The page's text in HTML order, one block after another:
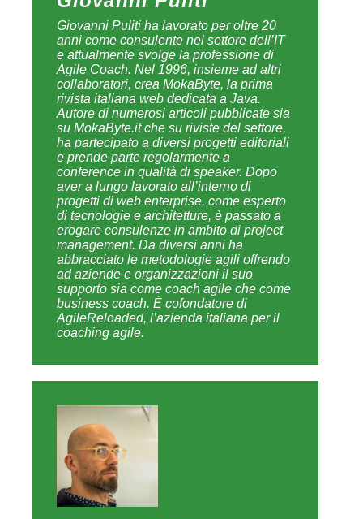
Giovanni Puliti ha lavorato per oltre 20
anni come consulente nel settore dell’IT
e attualmente svolge la professione di
Agile Coach. Nel 1996, insieme ad altri
collaboratori, crea MokaByte, la prima
rivista italiana web dedicata a Java.
Autore di numerosi articoli pubblicate sia
su MokaByte.it che su riviste del settore,
ha partecipato a diversi progetti editoriali
e prende parte regolarmente a
conference in qualità di speaker. Dopo
aver a lungo lavorato all’interno di
progetti di web enterprise, come esperto
di tecnologie e architetture, è passato a
erogare consulenze in ambito di project
management. Da diversi anni ha
abbracciato le metodologie agili offrendo
ad aziende e organizzazioni il suo
supporto sia come coach agile che come
business coach. È cofondatore di
AgileReloaded, l’azienda italiana per il
coaching agile.